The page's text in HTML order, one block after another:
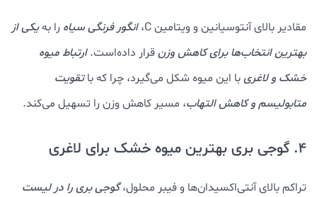
مقادیر بالای آنتوسیانین و ویتامین C، انگور فرنگی سیاه را بهیکی از
بهترین انتخاب‌ها برای کاهش وزنقرار داده‌است.ارتباط میوه
خشک و لاغریبا این میوه شکل می‌گیرد، چرا که باتقویت
متابولیسم و کاهش التهاب، مسیر کاهش وزن را تسهیل می‌کند.
4. گوجی بری بهترین میوه خشک برای لاغری
تراکم بالای آنتی‌اکسیدان‌ها و فیبر محلول،گوجی بری را در لیست